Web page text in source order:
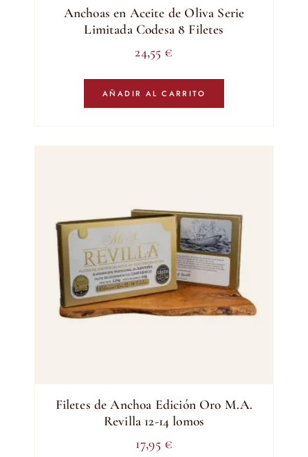
Anchoas en Aceite de Oliva Serie
Limitada Codesa 8 Filetes
24,55 €
AÑADIR AL CARRITO
Filetes de Anchoa Edición Oro M.A.
Revilla 12-14 lomos
17,95 €